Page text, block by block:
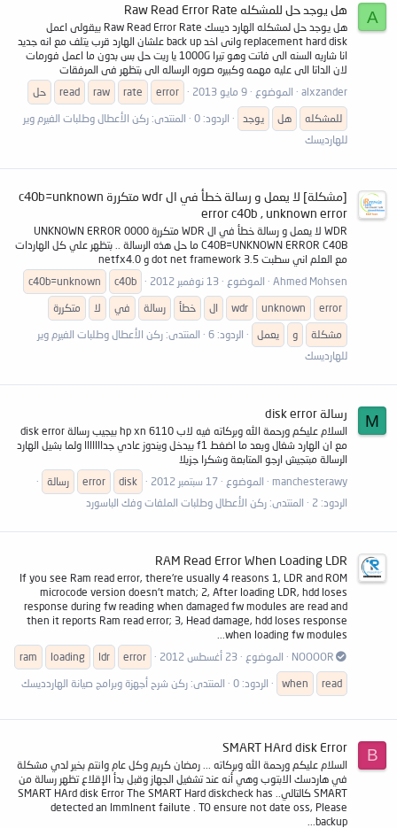
A هل يوجد حل للمشكله Raw Read Error Rate
هل يوجد حل لمشكله الهارد ديسك Raw Read Error Rate بيقولى اعمل
replacement hard disk وانى اخد back up علشان الهارد قرب يتلف مع انه جديد
انا شاريه السنه الى فاتت وهو تيرا 1000G يا ريت حل بس بدون ما اعمل فورمات
لان الداتا الى عليه مهمه وكبيره صوره الرساله الى بتظهر فى المرفقات
alxzander
الموضوع 9 مايو 2013 error
rate
raw
read
حل
للمشكله
هل يوجد الردود: 0 المنتدى: ركن الأعطال وطلبات الفيرم وير
للهارديسك
[مشكلة] لا يعمل و رسالة خطأ في ال wdr متكررة c40b=unknown
error c40b , unknown error
WDR لا يعمل و رسالة خطأ في ال WDR متكررة UNKNOWN ERROR 0000
C40B=UNKNOWN ERROR C40B ما حل هذه الرسالة .. بتظهر علي كل الهاردات
مع العلم اني سطبت dot net framework 3.5 و netfx4.0
Ahmed Mohsen
الموضوع 13 نوفمبر 2012 c40b
c40b=unknown
error
unknown
wdr ال خطأ رسالة في لا
متكررة
مشكلة
و يعمل الردود: 6 المنتدى: ركن الأعطال وطلبات الفيرم وير
للهارديسك
M رسالة disk error
السلام عليكم ورحمة الله وبركاته فيه لاب hp xn 6110 بيجيب رسالة disk error
مع ان الهارد شغال وبعد ما اضغط f1 بيدخل ويندوز عادي جدااااااا ولما بشيل الهارد
الرسالة مبتجيش ارجو المتابعة وشكرا جزيلا
manchesterawy
الموضوع 17 سبتمبر 2012 disk
error
رسالة
الردود: 2
المنتدى: ركن الأعطال وطلبات الملفات وفك الباسورد
RAM Read Error When Loading LDR
If you see Ram read error, there're usually 4 reasons 1, LDR and ROM
microcode version doesn't match; 2, After loading LDR, hdd loses
response during fw reading when damaged fw modules are read and
then it reports Ram read error; 3, Head damage, hdd loses response
when loading fw modules...
NOOOOR
الموضوع 23 أغسطس 2012 error
ldr
loading
ram
read
when الردود: 0 المنتدى: ركن شرح أجهزة وبرامج صيانة الهاردديسك
B
SMART HArd disk Error
السلام عليكم ورحمة الله وبركاته ... رمضان كريم وكل عام وانتم بخير لدي مشكلة
في هاردسك الابتوب وهي أنه عند تشغيل الجهاز وقبل بدأ الإقلاع تظهر رسالة من
SMART كالتالي.. SMART HArd disk Error The SMART Hard diskcheck has
detected an lmmlnent failute . TO ensure not date oss, Please
backup...